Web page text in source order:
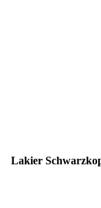
Lakier